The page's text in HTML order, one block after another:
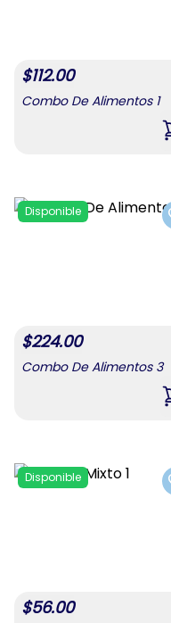
$112.00
Combo De Alimentos 1
Disponible
$224.00
Combo De Alimentos 3
Disponible
$56.00